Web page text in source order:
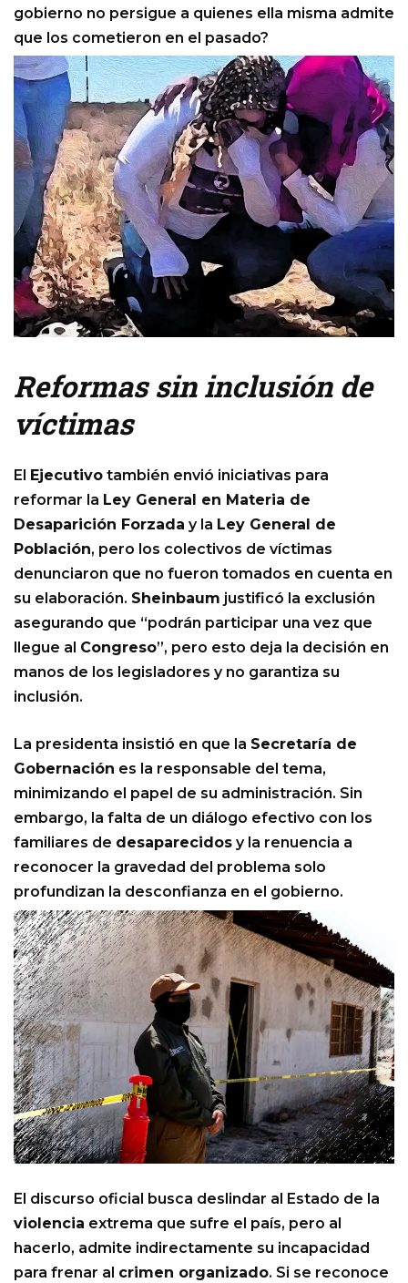
gobierno no persigue a quienes ella misma admite
que los cometieron en el pasado?
Reformas sin inclusión de
víctimas
El Ejecutivo también envió iniciativas para
reformar la Ley General en Materia de
Desaparición Forzada y la Ley General de
Población, pero los colectivos de víctimas
denunciaron que no fueron tomados en cuenta en
su elaboración. Sheinbaum justificó la exclusión
asegurando que “podrán participar una vez que
llegue al Congreso”, pero esto deja la decisión en
manos de los legisladores y no garantiza su
inclusión.
La presidenta insistió en que la Secretaría de
Gobernación es la responsable del tema,
minimizando el papel de su administración. Sin
embargo, la falta de un diálogo efectivo con los
familiares de desaparecidos y la renuencia a
reconocer la gravedad del problema solo
profundizan la desconfianza en el gobierno.
El discurso oficial busca deslindar al Estado de la
violencia extrema que sufre el país, pero al
hacerlo, admite indirectamente su incapacidad
para frenar al crimen organizado. Si se reconoce